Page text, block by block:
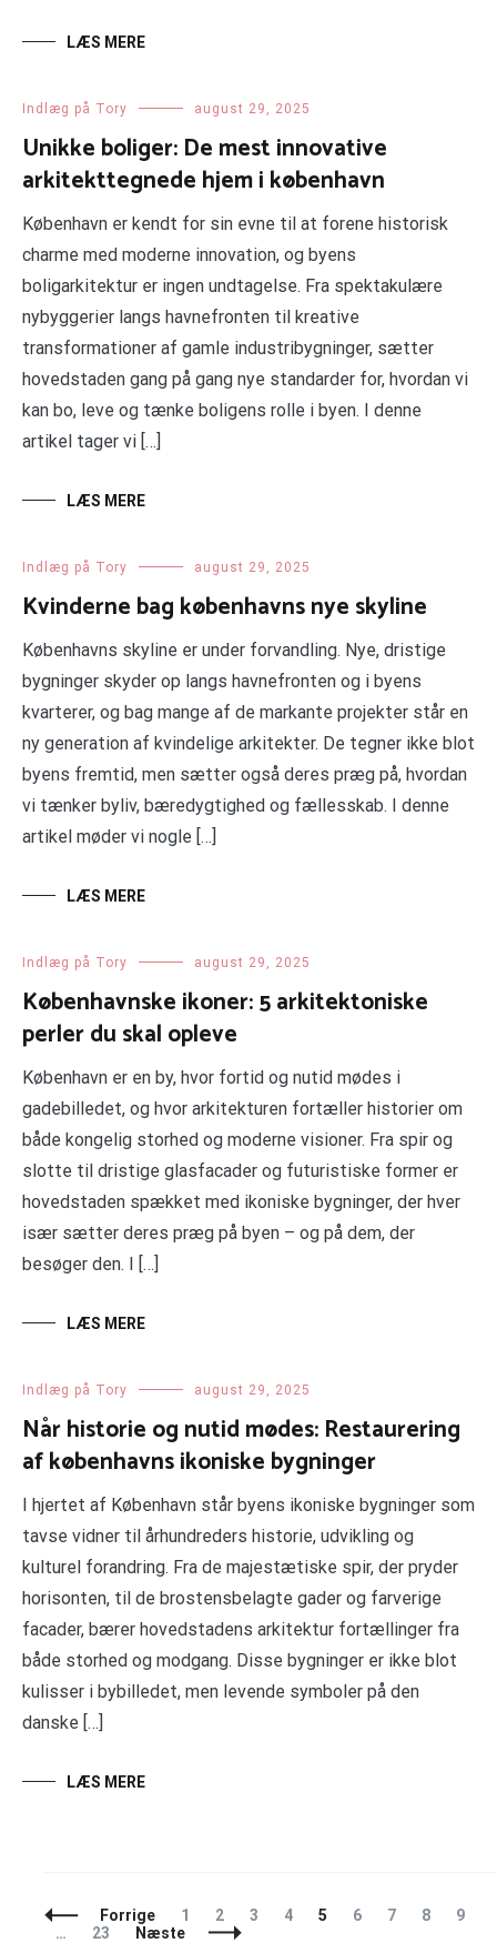
LÆS MERE
Indlæg på Tory august 29, 2025
Unikke boliger: De mest innovative
arkitekttegnede hjem i københavn
København er kendt for sin evne til at forene historisk
charme med moderne innovation, og byens
boligarkitektur er ingen undtagelse. Fra spektakulære
nybyggerier langs havnefronten til kreative
transformationer af gamle industribygninger, sætter
hovedstaden gang på gang nye standarder for, hvordan vi
kan bo, leve og tænke boligens rolle i byen. I denne
artikel tager vi […]
LÆS MERE
Indlæg på Tory august 29, 2025
Kvinderne bag københavns nye skyline
Københavns skyline er under forvandling. Nye, dristige
bygninger skyder op langs havnefronten og i byens
kvarterer, og bag mange af de markante projekter står en
ny generation af kvindelige arkitekter. De tegner ikke blot
byens fremtid, men sætter også deres præg på, hvordan
vi tænker byliv, bæredygtighed og fællesskab. I denne
artikel møder vi nogle […]
LÆS MERE
Indlæg på Tory august 29, 2025
Københavnske ikoner: 5 arkitektoniske
perler du skal opleve
København er en by, hvor fortid og nutid mødes i
gadebilledet, og hvor arkitekturen fortæller historier om
både kongelig storhed og moderne visioner. Fra spir og
slotte til dristige glasfacader og futuristiske former er
hovedstaden spækket med ikoniske bygninger, der hver
især sætter deres præg på byen – og på dem, der
besøger den. I […]
LÆS MERE
Indlæg på Tory august 29, 2025
Når historie og nutid mødes: Restaurering
af københavns ikoniske bygninger
I hjertet af København står byens ikoniske bygninger som
tavse vidner til århundreders historie, udvikling og
kulturel forandring. Fra de majestætiske spir, der pryder
horisonten, til de brostensbelagte gader og farverige
facader, bærer hovedstadens arkitektur fortællinger fra
både storhed og modgang. Disse bygninger er ikke blot
kulisser i bybilledet, men levende symboler på den
danske […]
LÆS MERE
Indlægsnavigation
Forrige Side
1 Side
2 Side
3 Side
4 Side
5 Side
6 Side
7 Side
8 Side
9
…
Side
23 Næste